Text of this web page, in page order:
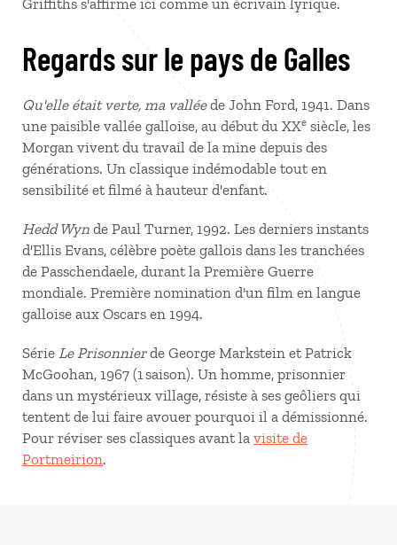
Griffiths s'affirme ici comme un écrivain lyrique.
Regards sur le pays de Galles
Qu'elle était verte, ma valléede John Ford, 1941. Dans
une paisible vallée galloise, au début du XXe siècle, les
Morgan vivent du travail de la mine depuis des
générations. Un classique indémodable tout en
sensibilité et filmé à hauteur d'enfant.
Hedd Wyn de Paul Turner, 1992. Les derniers instants
d'Ellis Evans, célèbre poète gallois dans les tranchées
de Passchendaele, durant la Première Guerre
mondiale. Première nomination d'un film en langue
galloise aux Oscars en 1994.
Série Le Prisonnierde George Markstein et Patrick
McGoohan, 1967 (1 saison). Un homme, prisonnier
dans un mystérieux village, résiste à ses geôliers qui
tentent de lui faire avouer pourquoi il a démissionné.
Pour réviser ses classiques avant la visite de
Portmeirion.